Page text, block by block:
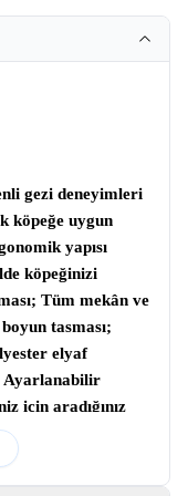
gezi deneyimleri
köpeğe uygun
yapısı
köpeğinizi
; Tüm mekân ve
tasması;
elyaf
Ayarlanabilir
için aradığınız
bir
Lindodogs
Göğüs Tasması